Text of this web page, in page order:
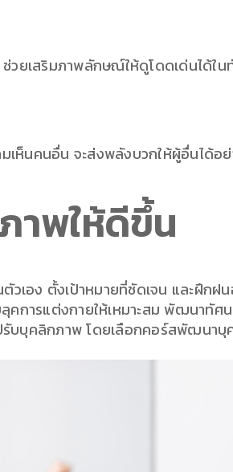
วยเสริมภาพลักษณ์ให้ดูโดดเด่นได้ใ
ห็นคนอื่น จะส่งพลังบวกให้ผู้อื่นได้อ
พให้ดีขึ้น
วเอง ตั้งเป้าหมายที่ชัดเจน และฝึก
ลุคการแต่งกายให้เหมาะสม พัฒนาทั
บบุคลิกภาพ โดยเลือกคอร์สพัฒนาบุ